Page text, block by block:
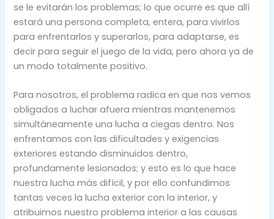
se le evitarán los problemas; lo que ocurre es que allí
estará una persona completa, entera, para vivirlos
para enfrentarlos y superarlos, para adaptarse, es
decir para seguir el juego de la vida, pero ahora ya de
un modo totalmente positivo.
Para nosotros, el problema radica en que nos vemos
obligados a luchar afuera mientras mantenemos
simultáneamente una lucha a ciegas dentro. Nos
enfrentamos con las dificultades y exigencias
exteriores estando disminuidos dentro,
profundamente lesionados; y esto es lo que hace
nuestra lucha más difícil, y por ello confundimos
tantas veces la lucha exterior con la interior, y
atribuimos nuestro problema interior a las causas